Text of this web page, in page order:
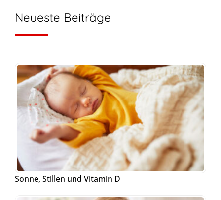
Neueste Beiträge
Sonne, Stillen und Vitamin D